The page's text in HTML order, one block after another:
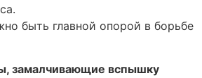
быть главной опорой в борьбе
замалчивающие вспышку